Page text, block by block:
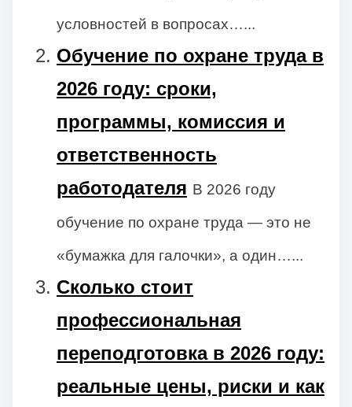
условностей в вопросах…...
Обучение по охране труда в
2026 году: сроки,
программы, комиссия и
ответственность
работодателя В 2026 году
обучение по охране труда — это не
«бумажка для галочки», а один…...
Сколько стоит
профессиональная
переподготовка в 2026 году:
реальные цены, риски и как